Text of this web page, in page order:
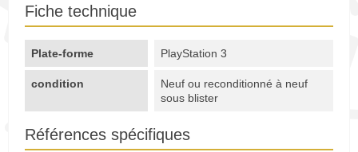
Fiche technique
Plate-forme PlayStation 3
condition
Neuf ou reconditionné à neuf
sous blister
Références spécifiques